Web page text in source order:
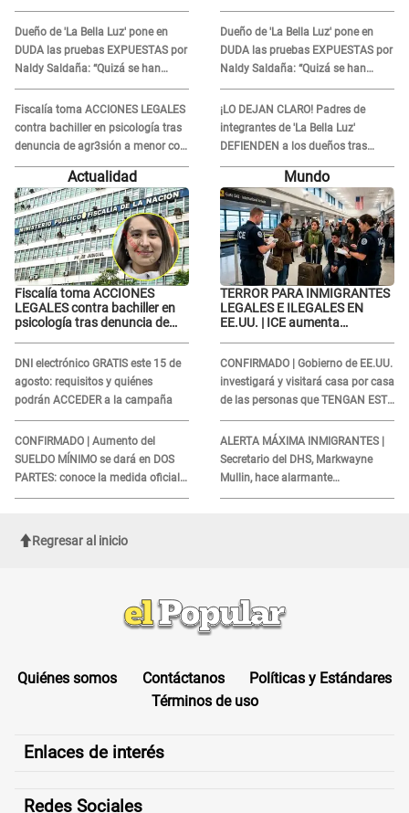
Dueño de 'La Bella Luz' pone en
DUDA las pruebas EXPUESTAS por
Naldy Saldaña: “Quizá se han
editado...”
Fiscalía toma ACCIONES LEGALES
contra bachiller en psicología tras
denuncia de agr3sión a menor con
autismo
Dueño de 'La Bella Luz' pone en
DUDA las pruebas EXPUESTAS por
Naldy Saldaña: “Quizá se han
editado...”
¡LO DEJAN CLARO! Padres de
integrantes de 'La Bella Luz'
DEFIENDEN a los dueños tras
denuncia: “Nunca vimos nada...”
Actualidad
Fiscalía toma ACCIONES
LEGALES contra bachiller en
psicología tras denuncia de
DNI electrónico GRATIS este 15 de
agosto: requisitos y quiénes
podrán ACCEDER a la campaña
CONFIRMADO | Aumento del
SUELDO MÍNIMO se dará en DOS
PARTES: conoce la medida oficial
del Ministerio de Economía
Mundo
TERROR PARA INMIGRANTES
LEGALES E ILEGALES EN
EE.UU. | ICE aumenta
CONFIRMADO | Gobierno de EE.UU.
investigará y visitará casa por casa
de las personas que TENGAN ESTE
TRABAJO
ALERTA MÁXIMA INMIGRANTES |
Secretario del DHS, Markwayne
Mullin, hace alarmante
declaración: "Ahora vamos por
Regresar al inicio
Quiénes somos Contáctanos
Políticas y Estándares
Términos de uso
Enlaces de interés
Redes Sociales